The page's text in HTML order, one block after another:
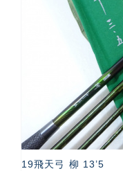
19飛天弓 柳 13’5